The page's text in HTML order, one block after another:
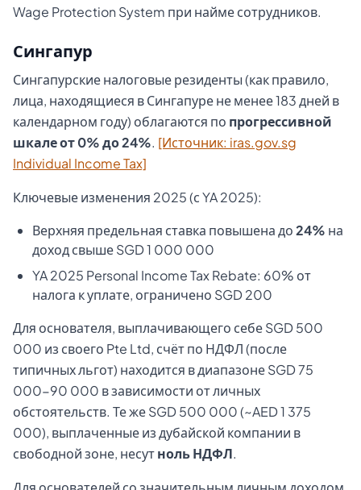
Wage Protection System при найме сотрудников.
Сингапур
Сингапурские налоговые резиденты (как правило,
лица, находящиеся в Сингапуре не менее 183 дней в
календарном году) облагаются по прогрессивной
шкале от 0% до 24%. [Источник: iras.gov.sg
Individual Income Tax]
Ключевые изменения 2025 (с YA 2025):
Верхняя предельная ставка повышена до24% на
доход свыше SGD 1 000 000
YA 2025 Personal Income Tax Rebate: 60% от
налога к уплате, ограничено SGD 200
Для основателя, выплачивающего себе SGD 500
000 из своего Pte Ltd, счёт по НДФЛ (после
типичных льгот) находится в диапазоне SGD 75
000-90 000 в зависимости от личных
обстоятельств. Те же SGD 500 000 (~AED 1 375
000), выплаченные из дубайской компании в
свободной зоне, несутноль НДФЛ.